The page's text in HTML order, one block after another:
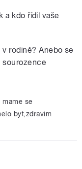
a kdo řídil vaše
rodině? Anebo se
sourozence
mame se
byt,zdravim